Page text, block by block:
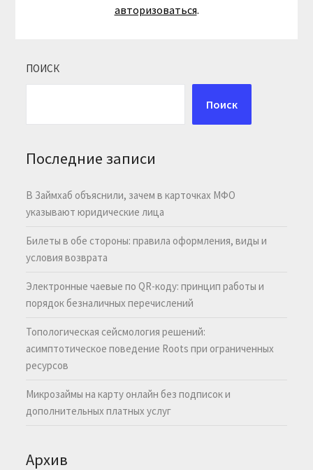
авторизоваться.
ПОИСК
Поиск
Последние записи
В Займхаб объяснили, зачем в карточках МФО
указывают юридические лица
Билеты в обе стороны: правила оформления, виды и
условия возврата
Электронные чаевые по QR-коду: принцип работы и
порядок безналичных перечислений
Топологическая сейсмология решений:
асимптотическое поведение Roots при ограниченных
ресурсов
Микрозаймы на карту онлайн без подписок и
дополнительных платных услуг
Архив